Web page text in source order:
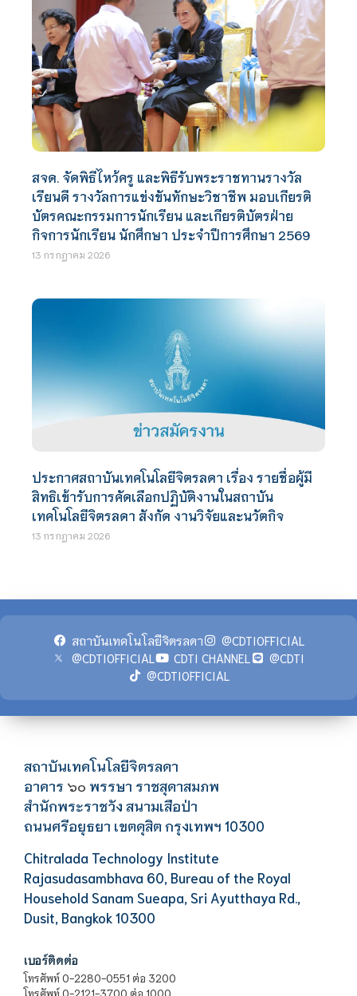
สจด. จัดพิธีไหว้ครู และพิธีรับพระราชทานรางวัล
เรียนดี รางวัลการแข่งขันทักษะวิชาชีพ มอบเกียรติ
บัตรคณะกรรมการนักเรียน และเกียรติบัตรฝ่าย
กิจการนักเรียน นักศึกษา ประจำปีการศึกษา 2569
13 กรกฎาคม 2026
ประกาศสถาบันเทคโนโลยีจิตรลดา เรื่อง รายชื่อผู้มี
สิทธิเข้ารับการคัดเลือกปฏิบัติงานในสถาบัน
เทคโนโลยีจิตรลดา สังกัด งานวิจัยและนวัตกิจ
13 กรกฎาคม 2026
สถาบันเทคโนโลยีจิตรลดา
@CDTIOFFICIAL
@CDTIOFFICIAL
CDTI CHANNEL
@CDTI
@CDTIOFFICIAL
สถาบันเทคโนโลยีจิตรลดา
อาคาร ๖๐ พรรษา ราชสุดาสมภพ
สำนักพระราชวัง สนามเสือป่า
ถนนศรีอยุธยา เขตดุสิต กรุงเทพฯ 10300
Chitralada Technology Institute
Rajasudasambhava 60, Bureau of the Royal
Household Sanam Sueapa, Sri Ayutthaya Rd.,
Dusit, Bangkok 10300
เบอร์ติดต่อ
โทรศัพท์ 0-2280-0551 ต่อ 3200